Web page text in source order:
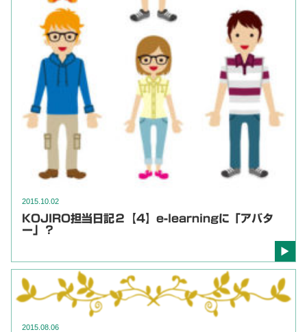
2015.10.02
KOJIRO担当日記２【4】e-learningに「アバタ
ー」？
2015.08.06